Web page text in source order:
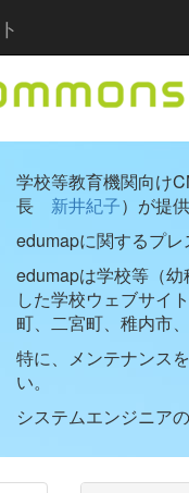
学校等教育機関向け
長 新井紀子）が提
edumapに関するプレ
edumapは学校等（
した学校ウェブサイ
町、二宮町、稚内市
特に、メンテナンス
い。
システムエンジニア